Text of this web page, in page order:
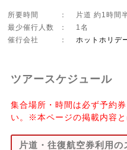
所要時間 ：
片道 約1時間
最少催行人数
：
1名
催行会社
： ホットホリデ
ツアースケジュール
集合場所・時間は必ず予約
い。※本ページの掲載内容と
片道・往復航空券利用の